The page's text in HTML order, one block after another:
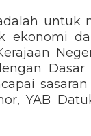
ekonomi
YAB